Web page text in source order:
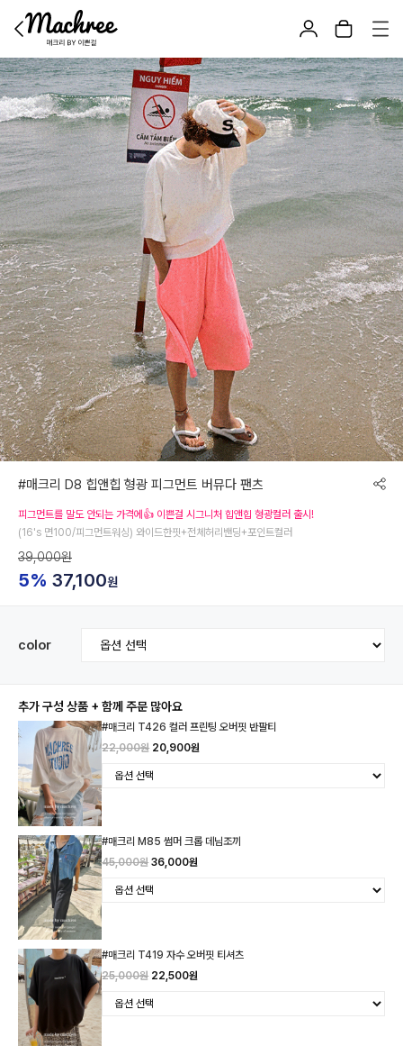
#매크리 D8 힙앤힙 형광 피그먼트 버뮤다 팬츠
피그먼트를 말도 안되는 가격에👍 이쁜걸 시그니처 힙앤힙 형광컬러 출시!
(16's 면100/피그먼트워싱) 와이드한핏+전체허리밴딩+포인트컬러
39,000원
5% 37,100원
color
추가 구성 상품 + 함께 주문 많아요
#매크리 T426 컬러 프린팅 오버핏 반팔티
22,000원 20,900원
#매크리 M85 썸머 크롭 데님조끼
45,000원 36,000원
#매크리 T419 자수 오버핏 티셔츠
25,000원 22,500원